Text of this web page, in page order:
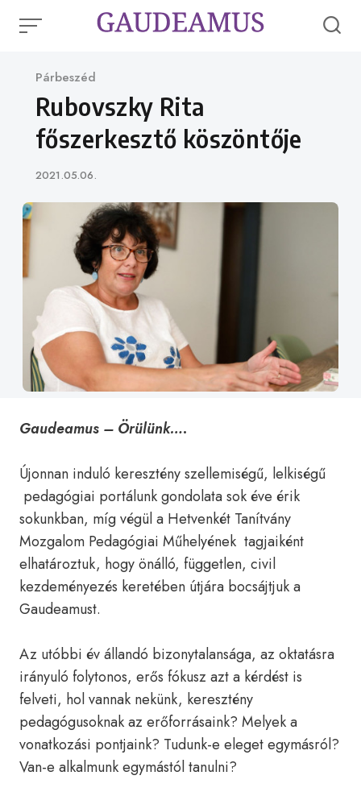
Category
Párbeszéd
Rubovszky Rita
főszerkesztő köszöntője
Published
2021.05.06.
Gaudeamus – Örülünk….
Újonnan induló keresztény szellemiségű, lelkiségű
pedagógiai portálunk gondolata sok éve érik
sokunkban, míg végül a Hetvenkét Tanítvány
Mozgalom Pedagógiai Műhelyének tagjaiként
elhatároztuk, hogy önálló, független, civil
kezdeményezés keretében útjára bocsájtjuk a
Gaudeamust.
Az utóbbi év állandó bizonytalansága, az oktatásra
irányuló folytonos, erős fókusz azt a kérdést is
felveti, hol vannak nekünk, keresztény
pedagógusoknak az erőforrásaink? Melyek a
vonatkozási pontjaink? Tudunk-e eleget egymásról?
Van-e alkalmunk egymástól tanulni?